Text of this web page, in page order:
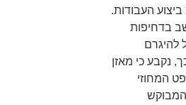
העבודות.
בדחיפות
להיגרם
נקבע כי מאזן
המחוזי
המבוקש